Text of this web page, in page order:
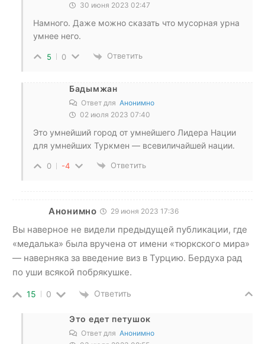
30 июня 2023 02:47
Намного. Даже можно сказать что мусорная урна
умнее него.
5 0 Ответить
Бадымжан
Ответ для Анонимно
02 июля 2023 07:40
Это умнейший город от умнейшего Лидера Нации
для умнейших Туркмен — всевиличайшей нации.
0 -4 Ответить
Анонимно 29 июня 2023 17:36
Вы наверное не видели предыдущей публикации, где
«медалька» была вручена от имени «тюркского мира»
— наверняка за введение виз в Турцию. Бердуха рад
по уши всякой побрякушке.
15 0 Ответить
Это едет петушок
Ответ для Анонимно